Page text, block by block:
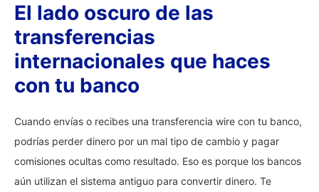
El lado oscuro de las
transferencias
internacionales que haces
con tu banco
Cuando envías o recibes una transferencia wire con tu banco,
podrías perder dinero por un mal tipo de cambio y pagar
comisiones ocultas como resultado. Eso es porque los bancos
aún utilizan el sistema antiguo para convertir dinero. Te